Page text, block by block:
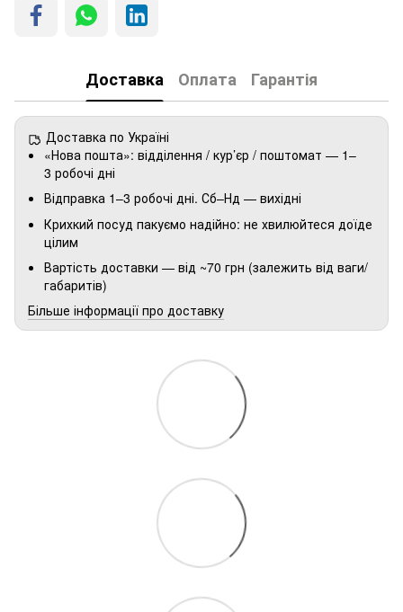
Доставка Оплата Гарантія
Доставка по Україні
«Нова пошта»: відділення / кур’єр / поштомат — 1–
3 робочі дні
Відправка 1–3 робочі дні. Сб–Нд — вихідні
Крихкий посуд пакуємо надійно: не хвилюйтеся доїде
цілим
Вартість доставки — від ~70 грн (залежить від ваги/
габаритів)
Більше інформації про доставку